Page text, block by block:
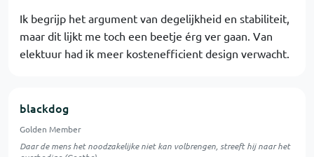
Ik begrijp het argument van degelijkheid en stabiliteit,
maar dit lijkt me toch een beetje érg ver gaan. Van
elektuur had ik meer kostenefficient design verwacht.
blackdog
Golden Member
Daar de mens het noodzakelijke niet kan volbrengen, streeft hij naar het